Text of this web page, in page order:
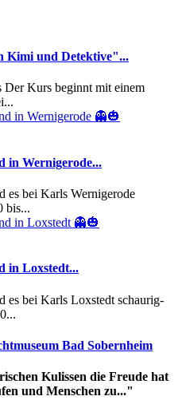
Kimi und Detektive"...
Der Kurs beginnt mit einem
in Wernigerode...
es bei Karls Wernigerode
bis...
in Loxstedt...
es bei Karls Loxstedt schaurig-
Bad Sobernheim
Kulissen die Freude hat
und Menschen zu..."